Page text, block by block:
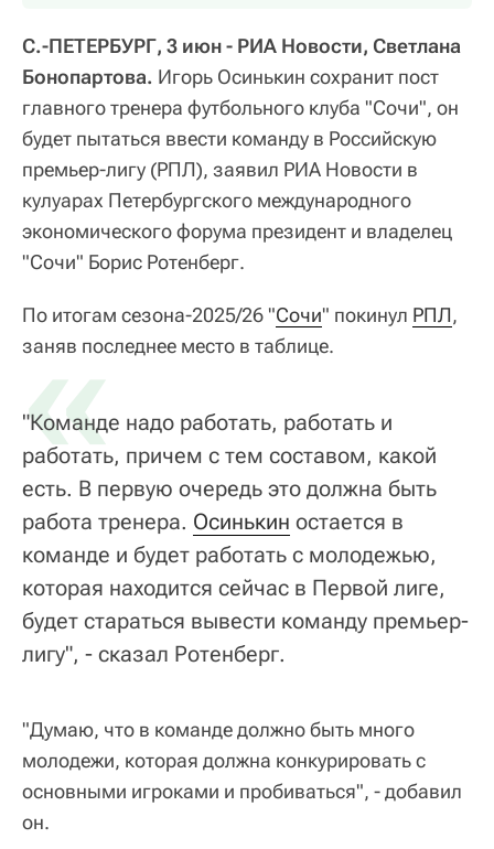
С.-ПЕТЕРБУРГ, 3 июн - РИА Новости, Светлана
Бонопартова. Игорь Осинькин сохранит пост
главного тренера футбольного клуба "Сочи", он
будет пытаться ввести команду в Российскую
премьер-лигу (РПЛ), заявил РИА Новости в
кулуарах Петербургского международного
экономического форума президент и владелец
"Сочи" Борис Ротенберг.
По итогам сезона-2025/26 "Сочи" покинул РПЛ,
заняв последнее место в таблице.
«
"Команде надо работать, работать и
работать, причем с тем составом, какой
есть. В первую очередь это должна быть
работа тренера. Осинькин остается в
команде и будет работать с молодежью,
которая находится сейчас в Первой лиге,
будет стараться вывести команду премьер-
лигу", - сказал Ротенберг.
"Думаю, что в команде должно быть много
молодежи, которая должна конкурировать с
основными игроками и пробиваться", - добавил
он.